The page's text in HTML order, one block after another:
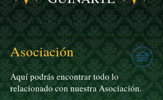
Asociación
Aquí podrás encontrar todo lo
relacionado con nuestra Asociación.